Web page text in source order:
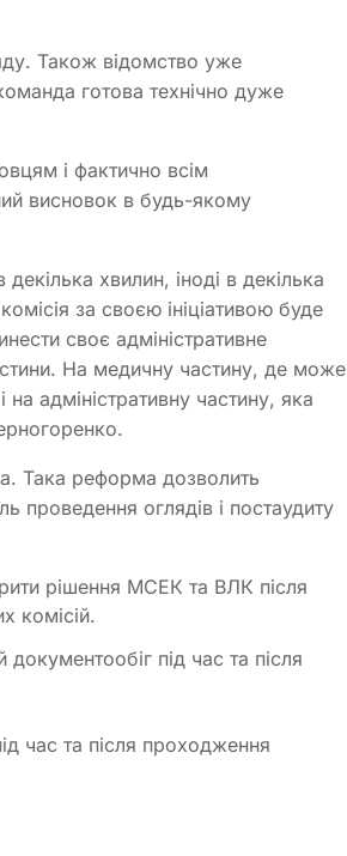
Також відомство уже
готова технічно дуже
і фактично всім
висновок в будь-якому
хвилин, іноді в декілька
за своєю ініціативою буде
своє адміністративне
На медичну частину, де може
адміністративну частину, яка
Така реформа дозволить
проведення оглядів і постаудиту
рішення МСЕК та ВЛК після
комісій.
під час та після
час та після проходження